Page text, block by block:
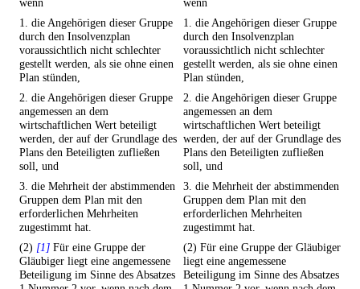
wenn
wenn
1. die Angehörigen dieser Gruppe
durch den Insolvenzplan
voraussichtlich nicht schlechter
gestellt werden, als sie ohne einen
Plan stünden,
1. die Angehörigen dieser Gruppe
durch den Insolvenzplan
voraussichtlich nicht schlechter
gestellt werden, als sie ohne einen
Plan stünden,
2. die Angehörigen dieser Gruppe
angemessen an dem
wirtschaftlichen Wert beteiligt
werden, der auf der Grundlage des
Plans den Beteiligten zufließen
soll, und
2. die Angehörigen dieser Gruppe
angemessen an dem
wirtschaftlichen Wert beteiligt
werden, der auf der Grundlage des
Plans den Beteiligten zufließen
soll, und
3. die Mehrheit der abstimmenden
Gruppen dem Plan mit den
erforderlichen Mehrheiten
zugestimmt hat.
3. die Mehrheit der abstimmenden
Gruppen dem Plan mit den
erforderlichen Mehrheiten
zugestimmt hat.
(2) [1] Für eine Gruppe der
Gläubiger liegt eine angemessene
Beteiligung im Sinne des Absatzes
(2) Für eine Gruppe der Gläubiger
liegt eine angemessene
Beteiligung im Sinne des Absatzes